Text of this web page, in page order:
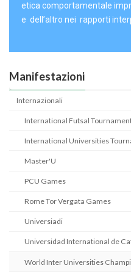
etica comportamentale
e dell’altro nei rapporti
Manifestazioni
Internazionali
International Futsal
International Universities
Master'U
PCU Games
Rome Tor Vergata Games
Universiadi
Universidad International de
World Inter Universities